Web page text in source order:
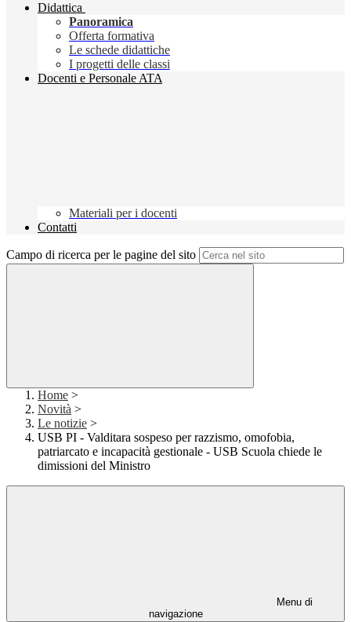
Didattica
Panoramica
Offerta formativa
Le schede didattiche
I progetti delle classi
Docenti e Personale ATA
Materiali per i docenti
Contatti
Campo di ricerca per le pagine del sito
Home >
Novità >
Le notizie >
USB PI - Valditara sospeso per razzismo, omofobia,
patriarcato e incapacità gestionale - USB Scuola chiede le
dimissioni del Ministro
Menu di
navigazione